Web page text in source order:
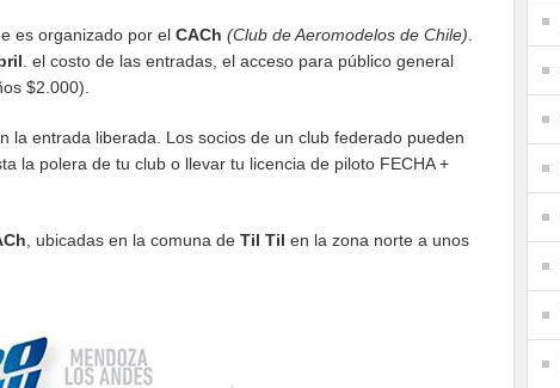
es organizado por el CACh (Club de Aeromodelos de Chile).
. el costo de las entradas, el acceso para público general
$2.000).
la entrada liberada. Los socios de un club federado pueden
la polera de tu club o llevar tu licencia de piloto FECHA +
, ubicadas en la comuna de Til Til en la zona norte a unos